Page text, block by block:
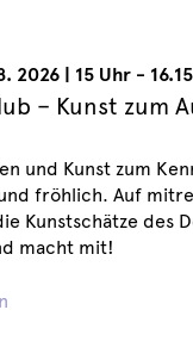
2026| 15 Uhr -
– Kunst zum
und Kunst zum
fröhlich. Auf
Kunstschätze des
macht mit!